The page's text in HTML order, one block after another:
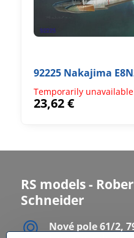
92225 Nakajima
Temporarily unavailable
23,62 €
RS models -
Schneider
Nové pole 61/2,